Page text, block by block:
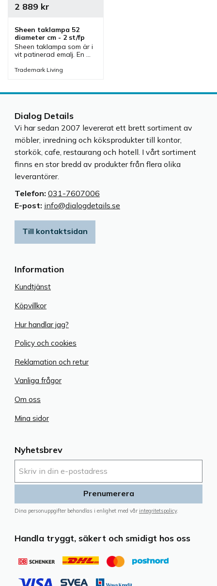
Sheen taklampa 52
diameter cm - 2 st/fp
Sheen taklampa som är i
vit patinerad emalj. En
industristil som passar
2 889kr
Trademark Living
Nyhetsbrev
Prenumerera
Dina personuppgifter behandlas i enlighet med vår integritetspolicy.
Handla tryggt, säkert och smidigt hos oss
Information
Kundtjänst
Köpvillkor
Hur handlar jag?
Policy och cookies
Reklamation och retur
Vanliga frågor
Om oss
Mina sidor
Dialog Details
Vi har sedan 2007 levererat ett brett sortiment av
möbler, inredning och köksprodukter till kontor,
storkök, cafe, restaurang och hotell. I vårt sortiment
finns en stor bredd av produkter från flera olika
leverantörer.
Telefon: 031-7607006
E-post: info@dialogdetails.se
Till kontaktsidan